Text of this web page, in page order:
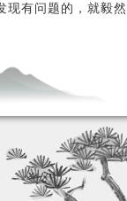
现有问题的，就毅然